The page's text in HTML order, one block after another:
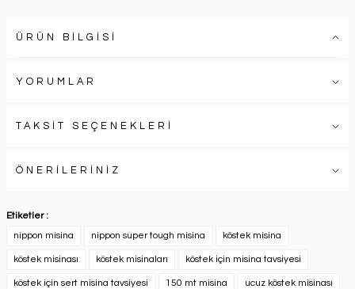
ÜRÜN BİLGİSİ
YORUMLAR
TAKSİT SEÇENEKLERİ
ÖNERİLERİNİZ
Etiketler :
nippon misina
nippon super tough misina köstek misina
köstek misinası köstek misinaları köstek için misina tavsiyesi
köstek için sert misina tavsiyesi 150 mt misina ucuz köstek misinası